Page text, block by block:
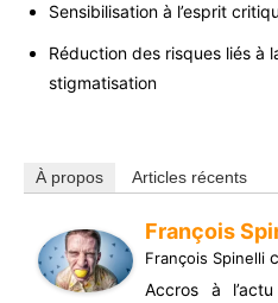
Sensibilisation à l’esprit
Réduction des risques liés à
stigmatisation
À propos Articles récents
François
François Spinelli
Accros à